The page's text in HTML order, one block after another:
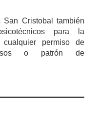
San Cristobal también
para la
permiso de
o patrón de